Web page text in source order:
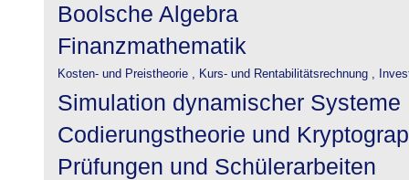
Boolsche Algebra
Finanzmathematik
Kosten- und Preistheorie , Kurs- und Rentabilitätsrechnung ,
Simulation dynamischer Systeme
Codierungstheorie und
Prüfungen und Schülerarbeiten